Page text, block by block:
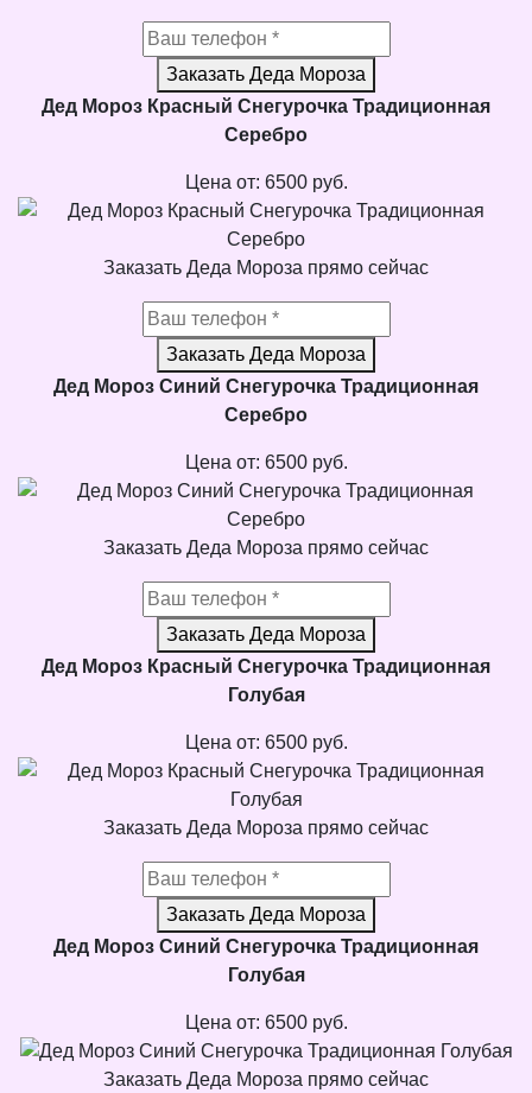
Заказать Деда Мороза
Дед Мороз Красный Снегурочка Традиционная
Серебро
Цена от: 6500 руб.
Заказать Деда Мороза прямо сейчас
Заказать Деда Мороза
Дед Мороз Синий Снегурочка Традиционная
Серебро
Цена от: 6500 руб.
Заказать Деда Мороза прямо сейчас
Заказать Деда Мороза
Дед Мороз Красный Снегурочка Традиционная
Голубая
Цена от: 6500 руб.
Заказать Деда Мороза прямо сейчас
Заказать Деда Мороза
Дед Мороз Синий Снегурочка Традиционная
Голубая
Цена от: 6500 руб.
Заказать Деда Мороза прямо сейчас